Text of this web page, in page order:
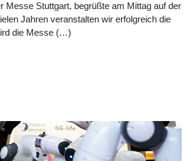
Messe Stuttgart, begrüßte am Mittag auf der
Jahren veranstalten wir erfolgreich die
die Messe (…)